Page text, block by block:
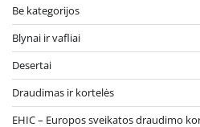
Be kategorijos
Blynai ir vafliai
Desertai
Draudimas ir kortelės
EHIC – Europos sveikatos draudimo